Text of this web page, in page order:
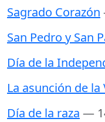
Sagrado Corazón
San Pedro y San
Día de la
La asunción de la
Día de la raza —